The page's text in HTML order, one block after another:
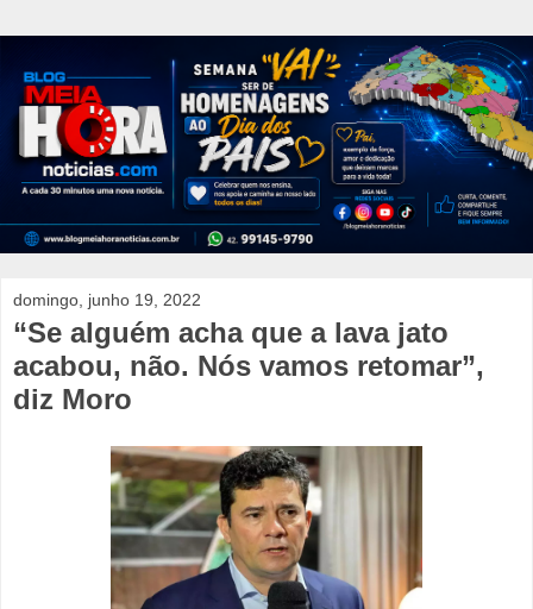
domingo, junho 19, 2022
“Se alguém acha que a lava jato
acabou, não. Nós vamos retomar”,
diz Moro